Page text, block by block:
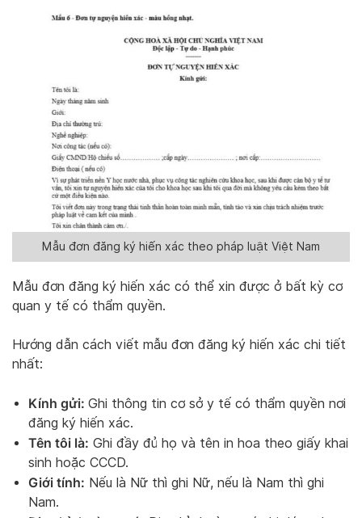
Mẫu đơn đăng ký hiến xác theo pháp luật Việt Nam
Mẫu đơn đăng ký hiến xác có thể xin được ở bất kỳ cơ
quan y tế có thẩm quyền.
Hướng dẫn cách viết mẫu đơn đăng ký hiến xác chi tiết
nhất:
Kính gửi: Ghi thông tin cơ sở y tế có thẩm quyền nơi
đăng ký hiến xác.
Tên tôi là: Ghi đầy đủ họ và tên in hoa theo giấy khai
sinh hoặc CCCD.
Giới tính: Nếu là Nữ thì ghi Nữ, nếu là Nam thì ghi
Nam.